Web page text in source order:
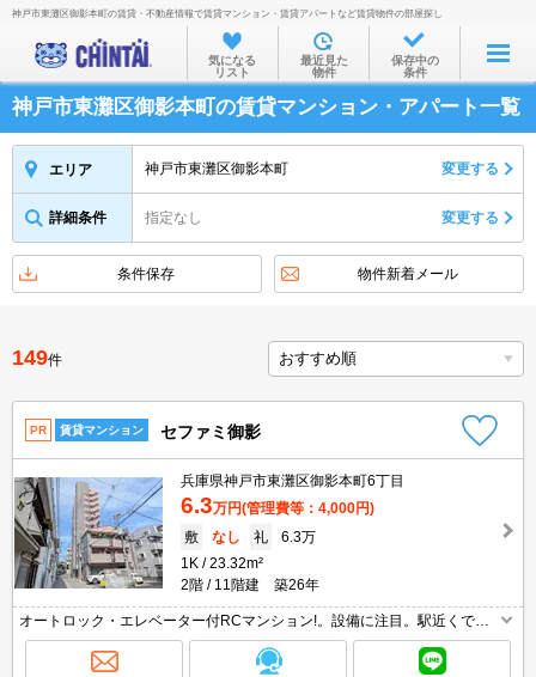
お部屋を探す
沿線・駅から
住所から
家賃相場から
物件特集から
不動産会社から
TOP
神戸市東灘区御影本町の賃貸・不動産情報で賃貸マンション・賃貸アパートなど賃貸物件の部屋探し
気になる
リスト
最近見た
物件
保存中の
条件
神戸市東灘区御影本町の賃貸マンション・アパート一覧
エリア 神戸市東灘区御影本町 変更する
詳細条件 指定なし 変更する
条件保存 物件新着メール
149件
PR 賃貸マンション セファミ御影
兵庫県神戸市東灘区御影本町6丁目
6.3万円(管理費等：4,000円)
敷
なし 礼
6.3万
1K
23.32m²
2階
11階建 築26年
オートロック・エレベーター付RCマンション!。設備に注目。駅近くでラ
クラク便利。駅近くでラクラク便利。買い物便利な立地ですよ～!!。仲介
手数料家賃の0.55ヵ月分。ぜひお問い合わせください!。